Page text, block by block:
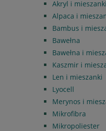
Akryl i mieszanki
Alpaca i
Bambus i
Bawełna
Bawełna i
Kaszmir i
Len i mieszanki
Lyocell
Merynos i
Mikrofibra
Mikropoliester